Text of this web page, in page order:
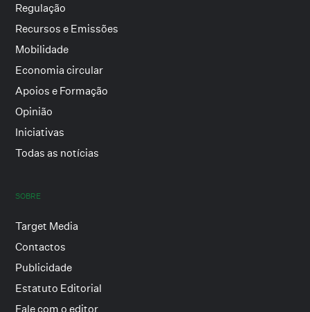
Regulação
Recursos e Emissões
Mobilidade
Economia circular
Apoios e Formação
Opinião
Iniciativas
Todas as notícias
SOBRE
Target Media
Contactos
Publicidade
Estatuto Editorial
Fale com o editor